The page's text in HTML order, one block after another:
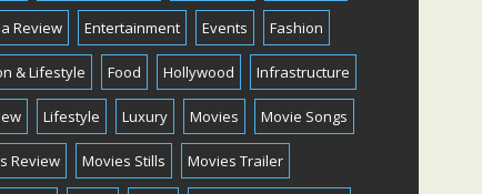
Review Entertainment Events Fashion
& Lifestyle Food Hollywood Infrastructure
Lifestyle Luxury Movies Movie Songs
Review Movies Stills Movies Trailer